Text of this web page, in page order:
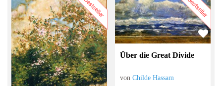
Bestseller Bestseller
Über die Great Divide
vonChilde Hassam